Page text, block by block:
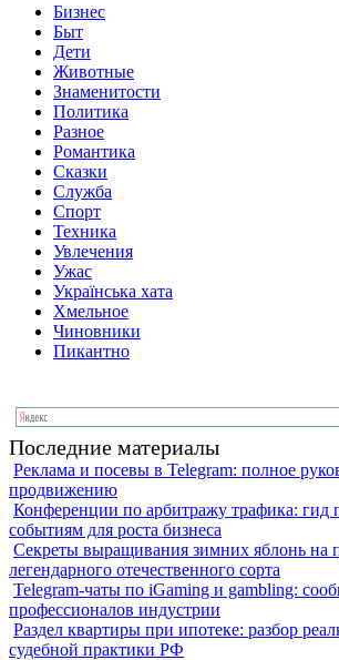
Бизнес
Быт
Дети
Животные
Знаменитости
Политика
Разное
Романтика
Сказки
Служба
Спорт
Техника
Увлечения
Ужас
Українська хата
Хмельное
Чиновники
Пикантно
Последние материалы
Реклама и посевы в Telegram: полное
продвижению
Конференции по арбитражу трафика: гид
событиям для роста бизнеса
Секреты выращивания зимних яблонь на
легендарного отечественного сорта
Telegram-чаты по iGaming и gambling:
профессионалов индустрии
Раздел квартиры при ипотеке: разбор
судебной практики РФ